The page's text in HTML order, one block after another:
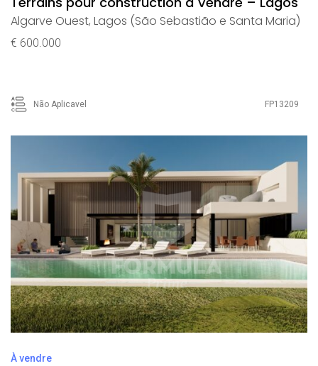
Algarve Ouest, Lagos (São Sebastião e Santa Maria)
€ 600.000
Não Aplicavel FP13209
À vendre